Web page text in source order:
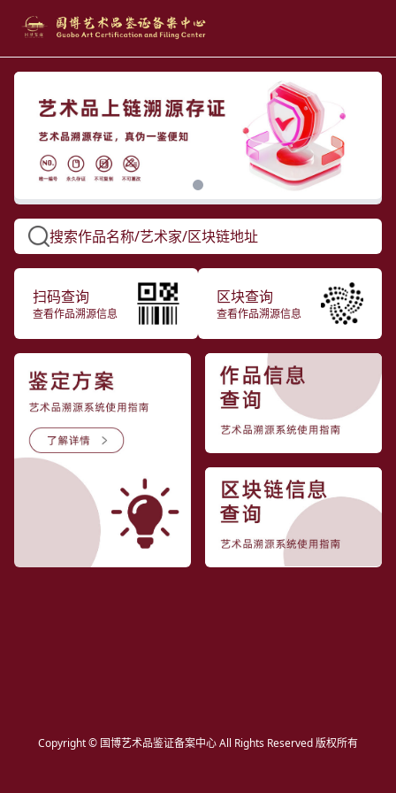
搜索作品名称/艺术家/区块链地址
扫码查询
查看作品溯源信息
区块查询
查看作品溯源信息
Close
Copyright © 国博艺术品鉴证备案中心 All Rights Reserved 版权所有